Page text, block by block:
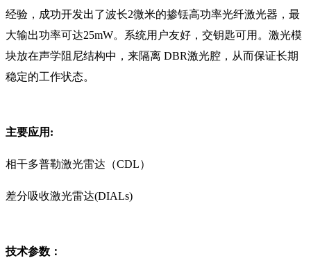
经验，成功开发出了波长2微米的掺铥高功率光纤激光器，最
大输出功率可达25mW。系统用户友好，交钥匙可用。激光模
块放在声学阻尼结构中，来隔离 DBR激光腔，从而保证长期
稳定的工作状态。
主要应用:
相干多普勒激光雷达（CDL）
差分吸收激光雷达(DIALs)
技术参数：